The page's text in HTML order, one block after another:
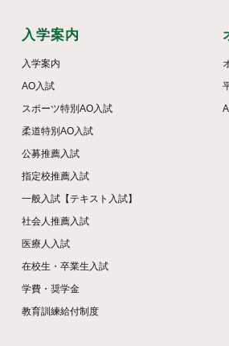
入学案内
入学案内
AO入試
スポーツ特別AO入試
柔道特別AO入試
公募推薦入試
指定校推薦入試
一般入試【テキスト入試】
社会人推薦入試
医療人入試
在校生・卒業生入試
学費・奨学金
教育訓練給付制度